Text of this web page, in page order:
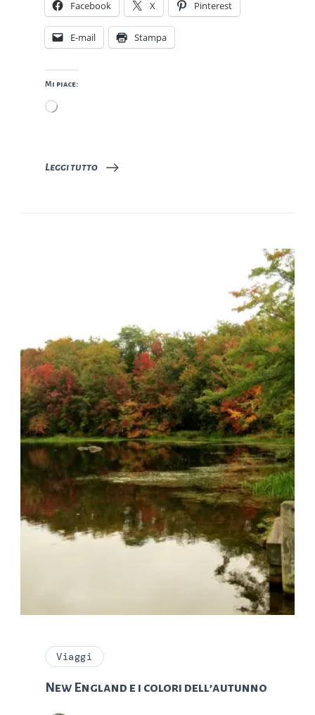
Facebook X Pinterest
E-mail Stampa
Mi piace:
Caricamento
Leggi tutto
Viaggi
New England e i colori dell’autunno